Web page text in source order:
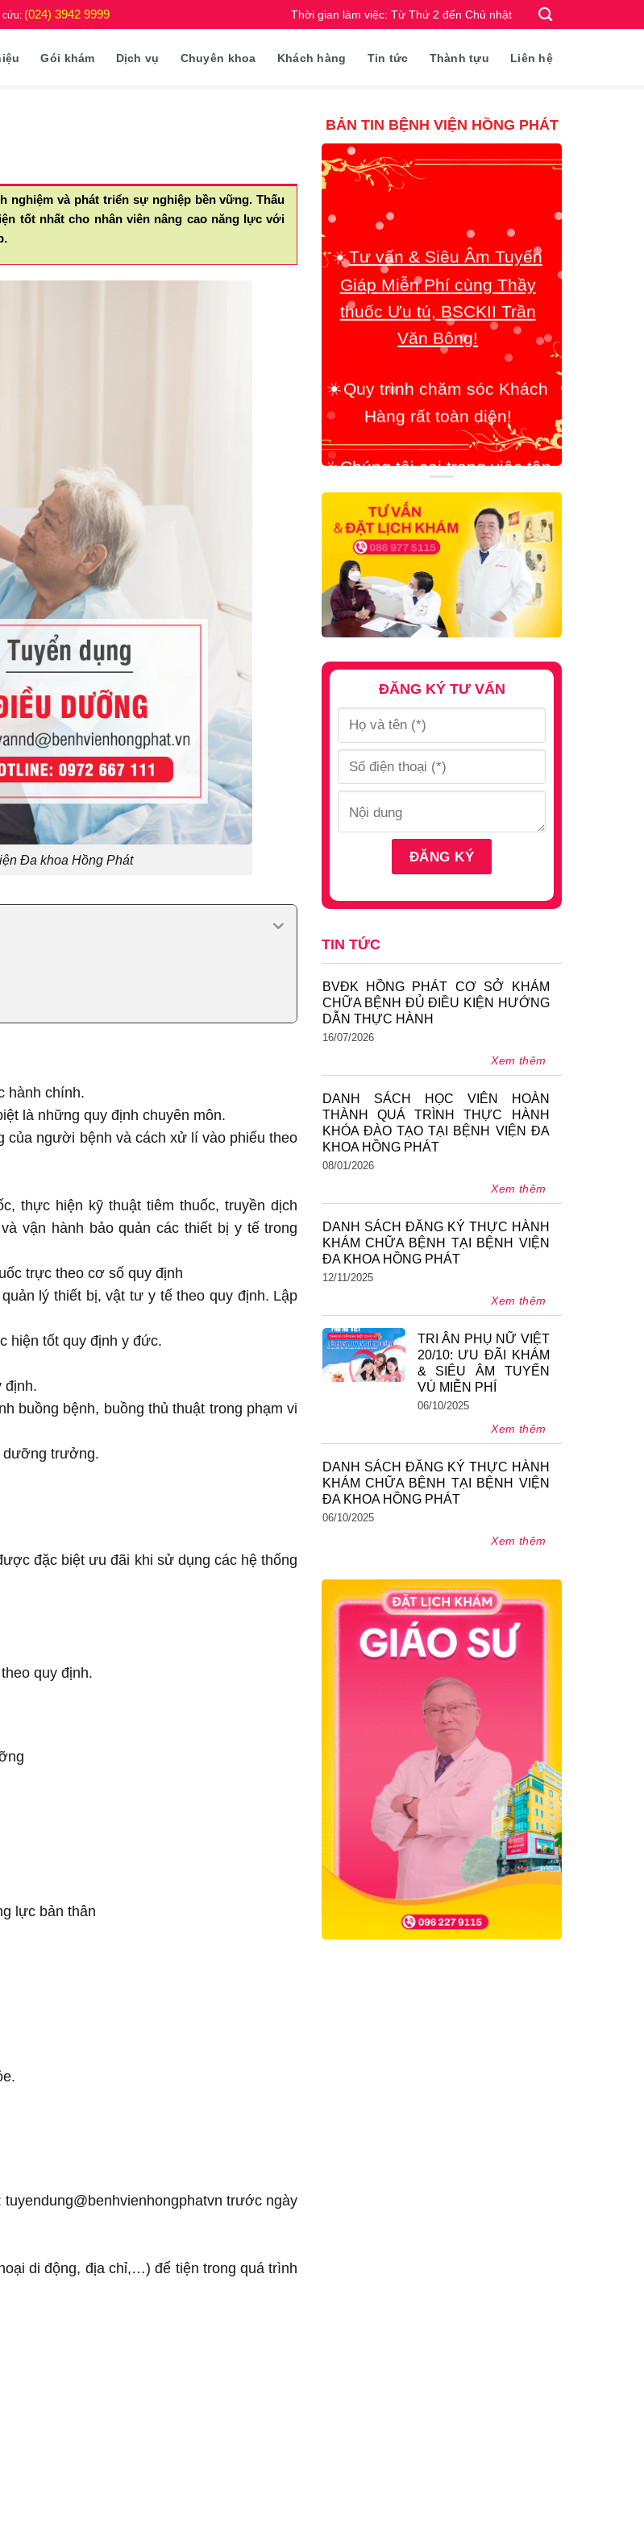
cứu: (024) 3942 9999 Thời gian làm việc: Từ Thứ 2 đến Chủ nhật
Gói khám Dịch vụ Chuyên khoa Khách hàng Tin tức Thành tựu Liên hệ
nghiệm và phát triển sự nghiệp bền vững. Thấu
tốt nhất cho nhân viên nâng cao năng lực với
Đa khoa Hồng Phát
hành chính.
là những quy định chuyên môn.
người bệnh và cách xử lí vào phiếu theo
thực hiện kỹ thuật tiêm thuốc, truyền dịch
vận hành bảo quản các thiết bị y tế trong
trực theo cơ số quy định
lý thiết bị, vật tư y tế theo quy định. Lập
hiện tốt quy định y đức.
định.
buồng bệnh, buồng thủ thuật trong phạm vi
dưỡng trưởng.
đặc biệt ưu đãi khi sử dụng các hệ thống
quy định.
lực bản thân
trước ngày
di động, địa chỉ,…) để tiện trong quá trình
BẢN TIN BỆNH VIỆN HỒNG PHÁT
Giáp Miễn Phí cùng Thầy
thuốc Ưu tú, BSCKII Trần
Văn Bông!
Quy trình chăm sóc Khách
Hàng rất toàn diện!
☀️ Chúng tôi coi trọng việc tận
tâm giúp đỡ Bệnh Nhân lên
hàng đầu!
ĐĂNG KÝ TƯ VẤN
TIN TỨC
BVĐK HỒNG PHÁT CƠ SỞ KHÁM
CHỮA BỆNH ĐỦ ĐIỀU KIỆN HƯỚNG
DẪN THỰC HÀNH
16/07/2026
Xem thêm
DANH SÁCH HỌC VIÊN HOÀN
THÀNH QUÁ TRÌNH THỰC HÀNH
KHÓA ĐÀO TẠO TẠI BỆNH VIỆN ĐA
KHOA HỒNG PHÁT
08/01/2026
Xem thêm
DANH SÁCH ĐĂNG KÝ THỰC HÀNH
KHÁM CHỮA BỆNH TẠI BỆNH VIỆN
ĐA KHOA HỒNG PHÁT
12/11/2025
Xem thêm
TRI ÂN PHỤ NỮ VIỆT
20/10: ƯU ĐÃI KHÁM
& SIÊU ÂM TUYẾN
VÚ MIỄN PHÍ
06/10/2025
Xem thêm
DANH SÁCH ĐĂNG KÝ THỰC HÀNH
KHÁM CHỮA BỆNH TẠI BỆNH VIỆN
ĐA KHOA HỒNG PHÁT
06/10/2025
Xem thêm